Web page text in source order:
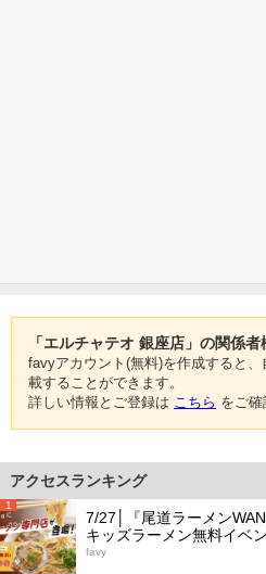
「エルチャテオ 銀座店」の関係者
favyアカウント(無料)を作成すると
載することができます。
詳しい情報とご登録は こちら をご確
アクセスランキング
1
7/27│『尾道ラーメン
キッズラーメン無料イベ
favy